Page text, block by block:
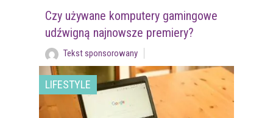
Czy używane komputery gamingowe
udźwigną najnowsze premiery?
Tekst sponsorowany
LIFESTYLE